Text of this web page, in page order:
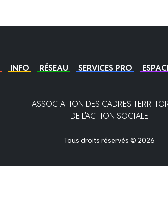
INFO RÉSEAU SERVICES PRO
ASSOCIATION DES CADRES
DE L'ACTION SOCIALE
Tous droits réservés © 2026